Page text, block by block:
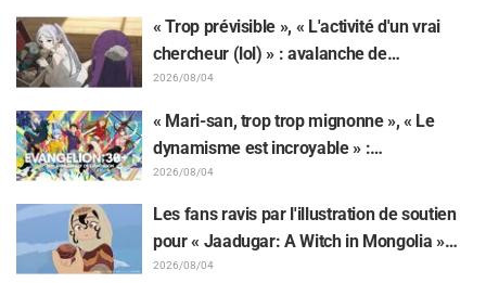
suscite une pluie de « Yoshi ! »
« Trop prévisible », « L'activité d'un vrai
chercheur (lol) » : avalanche de
moqueries affectueuses face à la peluche
de Frieren piégée par un Mimique lors
d'une exposition de « Frieren »
2026/08/04
« Mari-san, trop trop mignonne », « Le
dynamisme est incroyable » :
retentissement suite au dévoilement d'un
superbe dessin de Hidenori Matsubara
représentant les trois filles de « Neon
Genesis Evangelion » en combinaison
2026/08/04
Les fans ravis par l'illustration de soutien
pour « Jaadugar: A Witch in Mongolia »
dessinée par l'auteur de « Yowamushi
2026/08/04